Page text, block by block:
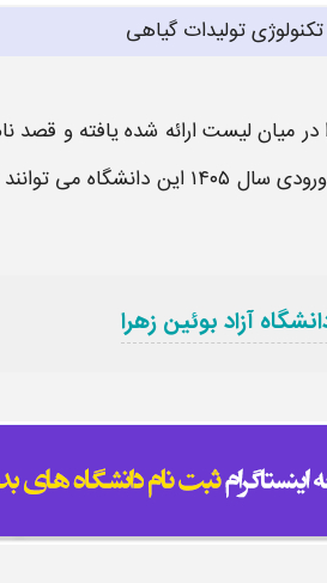
تکنولوژى تولیدات گیاهی
در میانلیستارائه شده یافته و قصد
سال ۱۴۰۵ این دانشگاه می توانند
آزاد بوئین زهرا